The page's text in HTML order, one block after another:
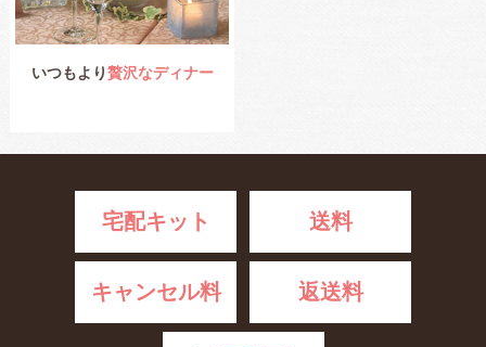
いつもより贅沢なディナー
宅配キット 送料
キャンセル料 返送料